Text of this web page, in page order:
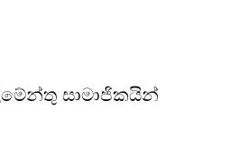
සාමාජිකයින්